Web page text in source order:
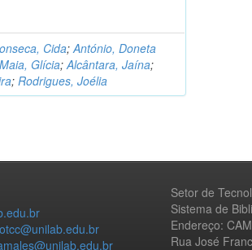
Cida;António, Doneta
Maia, Glícia;Alcântara, Jaína;
;Rodrigues, Joélia
Setor de
Sistema de
Endereço:
Rua José